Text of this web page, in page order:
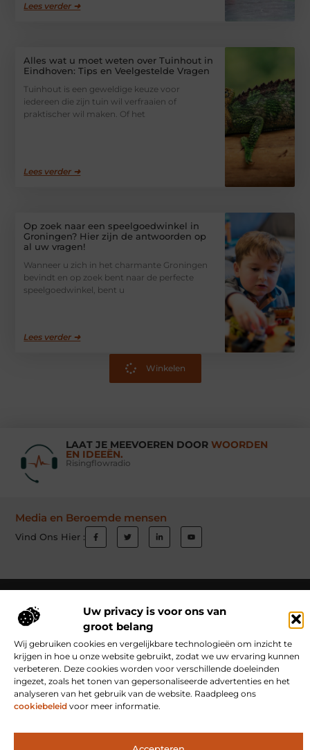
Uw privacy is voor ons van
groot belang
Wij gebruiken cookies en vergelijkbare technologieën om inzicht te
krijgen in hoe u onze website gebruikt, zodat we uw ervaring kunnen
verbeteren. Deze cookies worden voor verschillende doeleinden
ingezet, zoals het tonen van gepersonaliseerde advertenties en het
analyseren van het gebruik van de website. Raadpleeg ons
cookiebeleid voor meer informatie.
Lees verder ➜
Alles wat u moet weten over Tuinhout in
Eindhoven: Tips en Veelgestelde Vragen
Tuinhout is een geweldige keuze voor
iedereen die zijn tuin wil verfraaien of
praktischer wil maken. Of het
Lees verder ➜
Op zoek naar een speelgoedwinkel in
Groningen? Hier zijn de antwoorden op
al uw vragen!
Wanneer u zich in het charmante Groningen
bevindt en op zoek bent naar de perfecte
speelgoedwinkel, bent u
Lees verder ➜
Winkelen
LAAT JE MEEVOEREN DOOR WOORDEN
EN IDEEËN.
Risingflowradio
Media en Beroemde mensen
Vind Ons Hier :
Contact Schrijf mee Website index
Goede Links Inkopen: Hoe Jij Jouw Website Autoriteit Geeft
Inkomsten Genereren met Jouw Website: Ontdek Hoe Jij Online Verdient
www.risingflowradio.nl.